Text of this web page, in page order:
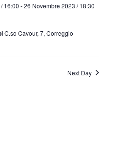
16:00 -26 Novembre 2023 / 18:30
C.so Cavour, 7, Correggio
Next Day